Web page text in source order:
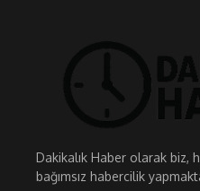
Dakikalık Haber olarak biz,
bağımsız habercilik